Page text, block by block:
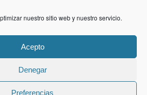
nuestro sitio web y nuestro servicio.
Acepto
Denegar
Preferencias